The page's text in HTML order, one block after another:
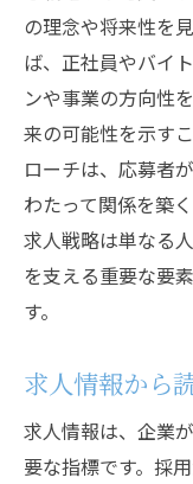
の理念や将来性を
ば、正社員やバイ
ンや事業の方向性
来の可能性を示す
ローチは、応募者
わたって関係を築
求人戦略は単なる
を支える重要な要
す。
求人情報から
求人情報は、企業
要な指標です。採